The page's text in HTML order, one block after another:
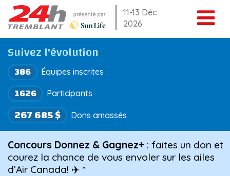
Aller
au
contenu
11-13 Déc
2026
Suivez l'évolution
386 Équipes inscrites
267 685 $ Dons amassés
1626 Participants
Concours Donnez & Gagnez+ : faites un don et
courez la chance de vous envoler sur les ailes
d’Air Canada! ✈️ *